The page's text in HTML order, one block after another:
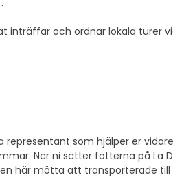
inträffar och ordnar lokala turer
representant som hjälper er
När ni sätter fötterna på La
här mötta att transporterade till